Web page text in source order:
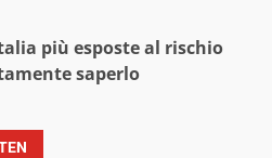
più esposte al rischio
saperlo